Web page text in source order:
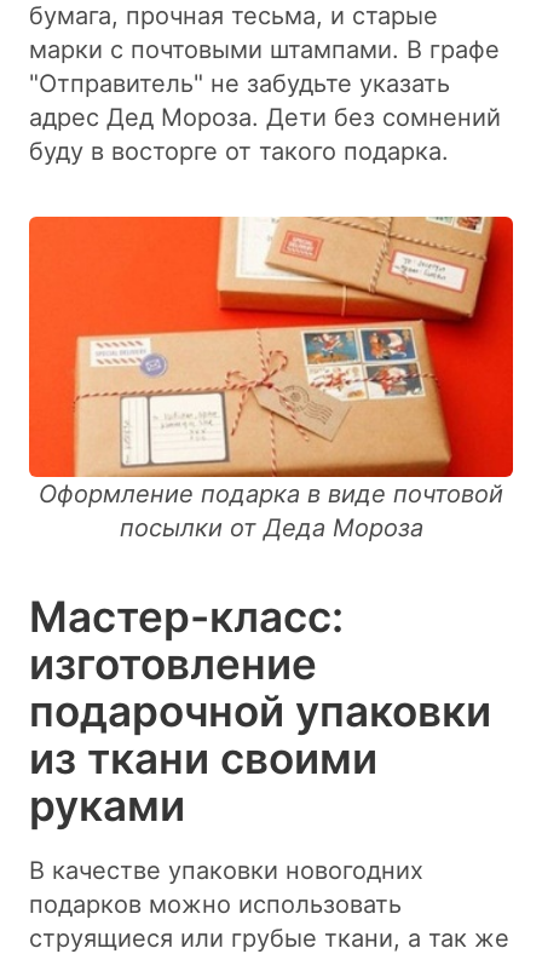
бумага, прочная тесьма, и старые
марки с почтовыми штампами. В графе
"Отправитель" не забудьте указать
адрес Дед Мороза. Дети без сомнений
буду в восторге от такого подарка.
Оформление подарка в виде почтовой
посылки от Деда Мороза
Мастер-класс:
изготовление
подарочной упаковки
из ткани своими
руками
В качестве упаковки новогодних
подарков можно использовать
струящиеся или грубые ткани, а так же